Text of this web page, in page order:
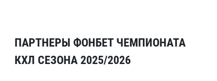
ПАРТНЕРЫ ФОНБЕТ ЧЕМПИОНАТА
КХЛ СЕЗОНА 2025/2026